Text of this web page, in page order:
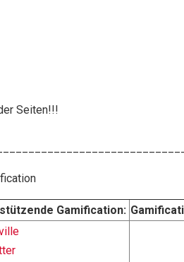
Seiten!!!
Gamification: